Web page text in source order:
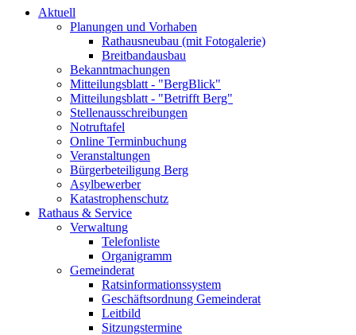
Aktuell
Planungen und Vorhaben
Rathausneubau (mit Fotogalerie)
Breitbandausbau
Bekanntmachungen
Mitteilungsblatt - "BergBlick"
Mitteilungsblatt - "Betrifft Berg"
Stellenausschreibungen
Notruftafel
Online Terminbuchung
Veranstaltungen
Bürgerbeteiligung Berg
Asylbewerber
Katastrophenschutz
Rathaus & Service
Verwaltung
Telefonliste
Organigramm
Gemeinderat
Ratsinformationssystem
Geschäftsordnung Gemeinderat
Leitbild
Sitzungstermine